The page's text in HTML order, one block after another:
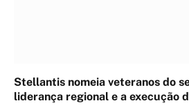
Stellantis nomeia veteranos do
liderança regional e a execução